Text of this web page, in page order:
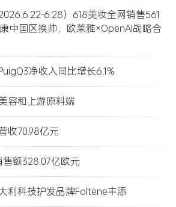
6.28）618美妆全网销售561
中国区换帅，欧莱雅×OpenAI战略合
净收入同比增长6.1%
容和上游原料端
收70.98亿元
额328.07亿欧元
利科技护发品牌Foltène丰添